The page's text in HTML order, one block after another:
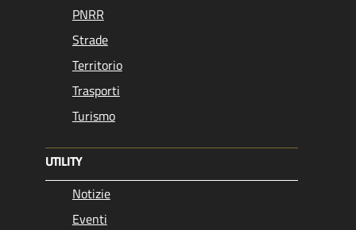
PNRR
Strade
Territorio
Trasporti
Turismo
UTILITY
Notizie
Eventi